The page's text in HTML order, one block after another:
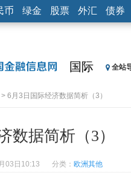
币 绿金 股票 外汇 债券
国际 全站
> 6月3日国际经济数据简析（3）
数据简析（3）
03日10:13 分类： 欧洲其他